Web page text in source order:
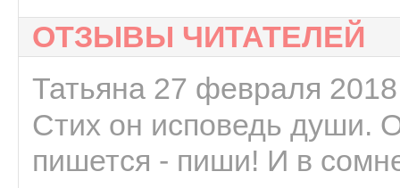
ОТЗЫВЫ ЧИТАТЕЛЕЙ
Татьяна 27 февраля
Стих он исповедь души.
пишется - пиши! И в